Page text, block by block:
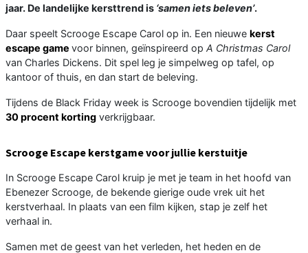
jaar. De landelijke kersttrend is ‘samen iets beleven’.
Daar speelt Scrooge Escape Carol op in. Een nieuwe kerst
escape game voor binnen, geïnspireerd op A Christmas Carol
van Charles Dickens. Dit spel leg je simpelweg op tafel, op
kantoor of thuis, en dan start de beleving.
Tijdens de Black Friday week is Scrooge bovendien tijdelijk met
30 procent korting verkrijgbaar.
Scrooge Escape kerstgame voor jullie kerstuitje
In Scrooge Escape Carol kruip je met je team in het hoofd van
Ebenezer Scrooge, de bekende gierige oude vrek uit het
kerstverhaal. In plaats van een film kijken, stap je zelf het
verhaal in.
Samen met de geest van het verleden, het heden en de